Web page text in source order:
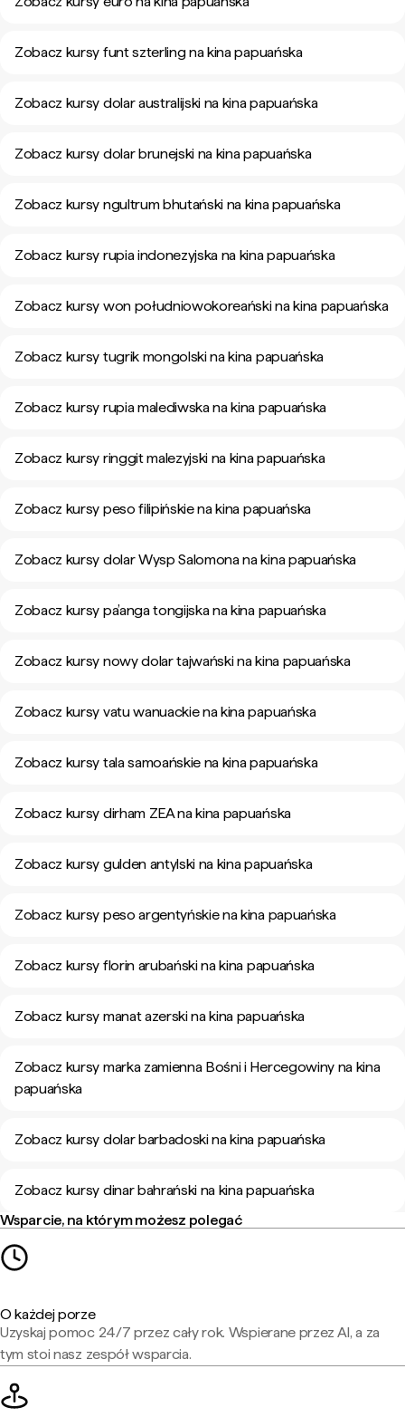
Zobacz kursy funt szterling na kina papuańska
Zobacz kursy dolar australijski na kina papuańska
Zobacz kursy dolar brunejski na kina papuańska
Zobacz kursy ngultrum bhutański na kina papuańska
Zobacz kursy rupia indonezyjska na kina papuańska
Zobacz kursy won południowokoreański na kina papuańska
Zobacz kursy tugrik mongolski na kina papuańska
Zobacz kursy rupia malediwska na kina papuańska
Zobacz kursy ringgit malezyjski na kina papuańska
Zobacz kursy peso filipińskie na kina papuańska
Zobacz kursy dolar Wysp Salomona na kina papuańska
Zobacz kursy pa’anga tongijska na kina papuańska
Zobacz kursy nowy dolar tajwański na kina papuańska
Zobacz kursy vatu wanuackie na kina papuańska
Zobacz kursy tala samoańskie na kina papuańska
Zobacz kursy dirham ZEA na kina papuańska
Zobacz kursy gulden antylski na kina papuańska
Zobacz kursy peso argentyńskie na kina papuańska
Zobacz kursy florin arubański na kina papuańska
Zobacz kursy manat azerski na kina papuańska
Zobacz kursy marka zamienna Bośni i Hercegowiny na kina
papuańska
Zobacz kursy dolar barbadoski na kina papuańska
Zobacz kursy dinar bahrański na kina papuańska
Wsparcie, na którym możesz polegać
O każdej porze
Uzyskaj pomoc 24/7 przez cały rok. Wspierane przez AI, a za
tym stoi nasz zespół wsparcia.